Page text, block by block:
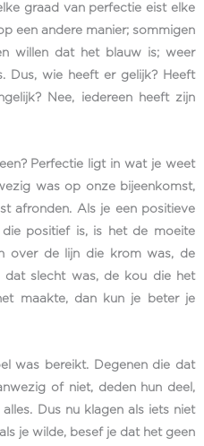
graad van perfectie eist elke
een andere manier; sommigen
willen dat het blauw is; weer
Dus, wie heeft er gelijk? Heeft
Nee, iedereen heeft zijn
Perfectie ligt in wat je weet
was op onze bijeenkomst,
afronden. Als je een positieve
positief is, is het de moeite
over de lijn die krom was, de
slecht was, de kou die het
maakte, dan kun je beter je
was bereikt. Degenen die dat
of niet, deden hun deel,
Dus nu klagen als iets niet
je wilde, besef je dat het geen